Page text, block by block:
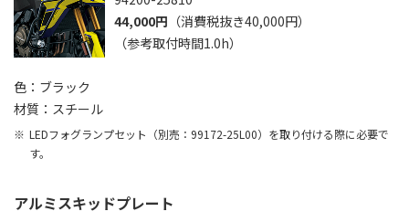
44,000円 （消費税抜き40,000円）
（参考取付時間1.0h）
色：ブラック
材質：スチール
LEDフォグランプセット（別売：99172-25L00）を取り付ける際に必要で
す。
アルミスキッドプレート